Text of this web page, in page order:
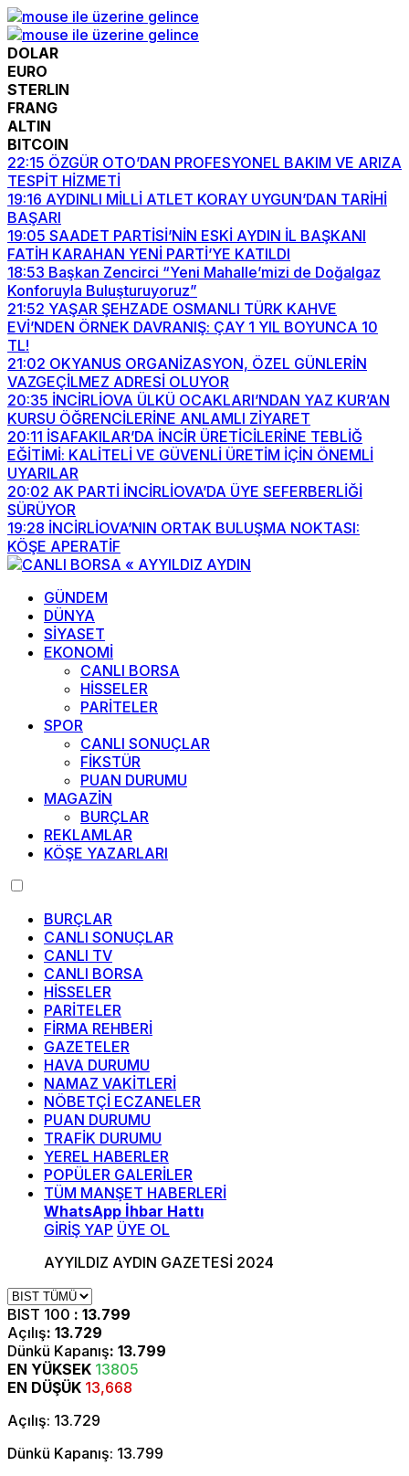
DOLAR
EURO
STERLIN
FRANG
ALTIN
BITCOIN
22:15 ÖZGÜR OTO’DAN PROFESYONEL BAKIM VE ARIZA
TESPİT HİZMETİ
19:16 AYDINLI MİLLİ ATLET KORAY UYGUN’DAN TARİHİ
BAŞARI
19:05 SAADET PARTİSİ’NİN ESKİ AYDIN İL BAŞKANI
FATİH KARAHAN YENİ PARTİ’YE KATILDI
18:53 Başkan Zencirci “Yeni Mahalle’mizi de Doğalgaz
Konforuyla Buluşturuyoruz”
21:52 YAŞAR ŞEHZADE OSMANLI TÜRK KAHVE
EVİ’NDEN ÖRNEK DAVRANIŞ: ÇAY 1 YIL BOYUNCA 10
TL!
21:02 OKYANUS ORGANİZASYON, ÖZEL GÜNLERİN
VAZGEÇİLMEZ ADRESİ OLUYOR
20:35 İNCİRLİOVA ÜLKÜ OCAKLARI’NDAN YAZ KUR’AN
KURSU ÖĞRENCİLERİNE ANLAMLI ZİYARET
20:11 İSAFAKILAR’DA İNCİR ÜRETİCİLERİNE TEBLİĞ
EĞİTİMİ: KALİTELİ VE GÜVENLİ ÜRETİM İÇİN ÖNEMLİ
UYARILAR
20:02 AK PARTİ İNCİRLİOVA’DA ÜYE SEFERBERLİĞİ
SÜRÜYOR
19:28 İNCİRLİOVA’NIN ORTAK BULUŞMA NOKTASI:
KÖŞE APERATİF
GÜNDEM
DÜNYA
SİYASET
EKONOMİ
CANLI BORSA
HİSSELER
PARİTELER
SPOR
CANLI SONUÇLAR
FİKSTÜR
PUAN DURUMU
MAGAZİN
BURÇLAR
REKLAMLAR
KÖŞE YAZARLARI
BURÇLAR
CANLI SONUÇLAR
CANLI TV
CANLI BORSA
HİSSELER
PARİTELER
FİRMA REHBERİ
GAZETELER
HAVA DURUMU
NAMAZ VAKİTLERİ
NÖBETÇİ ECZANELER
PUAN DURUMU
TRAFİK DURUMU
YEREL HABERLER
POPÜLER GALERİLER
TÜM MANŞET HABERLERİ
WhatsApp İhbar Hattı
GİRİŞ YAP ÜYE OL
AYYILDIZ AYDIN GAZETESİ 2024
BIST 100 : 13.799
Açılış: 13.729
Dünkü Kapanış: 13.799
EN YÜKSEK 13805
EN DÜŞÜK 13,668
Açılış: 13.729
Dünkü Kapanış: 13.799